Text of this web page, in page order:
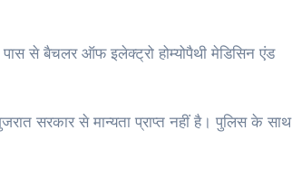
से बैचलर ऑफ इलेक्ट्रो होम्योपैथी मेडिसिन एंड
सरकार से मान्यता प्राप्त नहीं है। पुलिस के साथ